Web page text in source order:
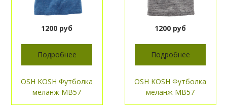
1200 руб
Подробнее
OSH KOSH Футболка
меланж МВ57
1200 руб
Подробнее
OSH KOSH Футболка
меланж МВ57